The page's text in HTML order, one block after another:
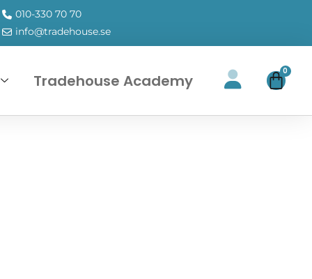
010-330 70 70
info@tradehouse.se
Tradehouse Academy 0